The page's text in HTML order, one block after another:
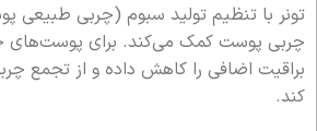
تونر با تنظیم تولید سبوم (چربی طبیعی
چربی پوست کمک می‌کند. برای پوست‌های
براقیت اضافی را کاهش داده و از تجمع
کند.